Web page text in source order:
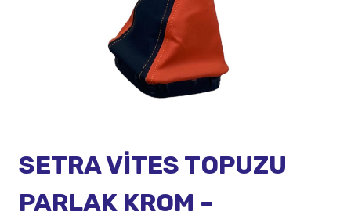
SETRA VİTES TOPUZU
PARLAK KROM –